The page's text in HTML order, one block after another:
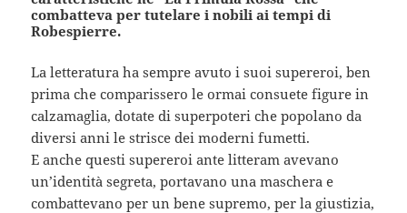
combatteva per tutelare i nobili ai tempi di
Robespierre.
La letteratura ha sempre avuto i suoi supereroi, ben
prima che comparissero le ormai consuete figure in
calzamaglia, dotate di superpoteri che popolano da
diversi anni le strisce dei moderni fumetti.
E anche questi supereroi ante litteram avevano
un’identità segreta, portavano una maschera e
combattevano per un bene supremo, per la giustizia,